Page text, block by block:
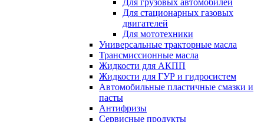
Для грузовых автомобилей
Для стационарных газовых
двигателей
Для мототехники
Универсальные тракторные масла
Трансмиссионные масла
Жидкости для АКПП
Жидкости для ГУР и гидросистем
Автомобильные пластичные смазки и
пасты
Антифризы
Сервисные продукты